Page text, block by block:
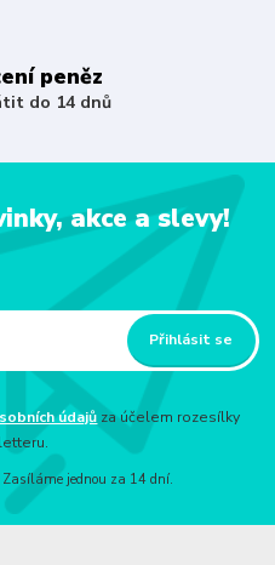
peněz
do 14 dnů
akce a slevy!
Přihlásit se
údajů za účelem rozesílky
jednou za 14 dní.